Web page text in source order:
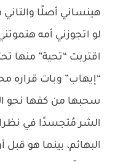
هينساني أصلًا
لو اتجوزني أمه
اقتربت “تحية” منها
“إيهاب” وبات قراره
سحبها من كفها نحو
الشر مُتجسدًا في
البهائم، بينما هو قبل